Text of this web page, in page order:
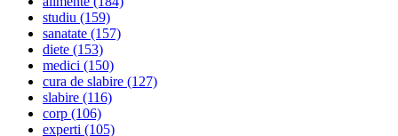
studiu (159)
sanatate (157)
diete (153)
medici (150)
cura de slabire (127)
slabire (116)
corp (106)
experti (105)